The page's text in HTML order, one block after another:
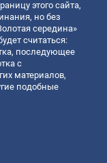
этого сайта,
но без
середина»
считаться:
последующее
с
материалов,
подобные